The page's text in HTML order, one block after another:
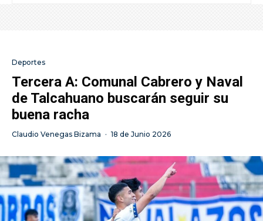
Deportes
Tercera A: Comunal Cabrero y Naval
de Talcahuano buscarán seguir su
buena racha
Claudio Venegas Bizama · 18 de Junio 2026